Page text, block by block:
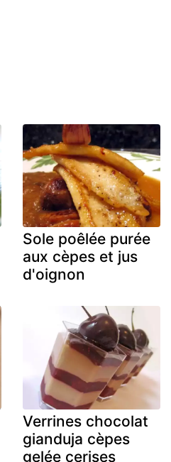
Sole poêlée purée
aux cèpes et jus
d'oignon
Verrines chocolat
gianduja cèpes
gelée cerises